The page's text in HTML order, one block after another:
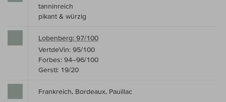
tanninreich
pikant & würzig
Lobenberg: 97/100
VertdeVin: 95/100
Forbes: 94–96/100
Gerstl: 19/20
Frankreich, Bordeaux, Pauillac